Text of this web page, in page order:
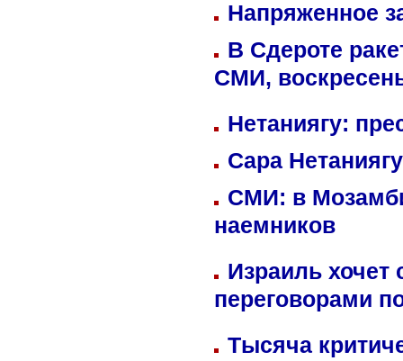
Напряженное
В Сдероте
СМИ,
Нетаниягу:
Сара
СМИ: в
наемников
Израиль хочет
переговорами
Тысяча